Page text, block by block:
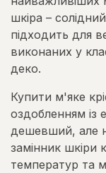
шкіра –
підходить для
виконаних у
деко.
Купити м'яке
оздобленням із
дешевший, але
замінник
температур та